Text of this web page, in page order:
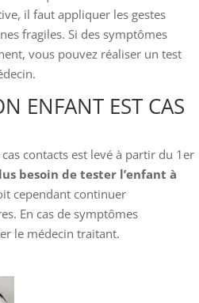
il faut appliquer les gestes
fragiles. Si des symptômes
vous pouvez réaliser un test
ENFANT EST CAS
contacts est levé à partir du 1er
besoin de tester l’enfant à
cependant continuer
En cas de symptômes
le médecin traitant.